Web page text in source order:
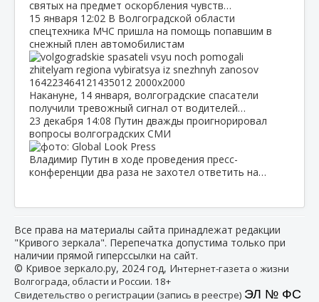
святых на предмет оскорбления чувств…
15 января 12:02 В Волгоградской области
спецтехника МЧС пришла на помощь попавшим в
снежный плен автомобилистам
Накануне, 14 января, волгоградские спасатели
получили тревожный сигнал от водителей…
23 декабря 14:08 Путин дважды проигнорировал
вопросы волгоградских СМИ
Владимир Путин в ходе проведения пресс-
конференции два раза не захотел ответить на…
Все права на материалы сайта принадлежат редакции
"Кривого зеркала". Перепечатка допустима только при
наличии прямой гиперссылки на сайт.
© Кривое зеркало.ру, 2024 год, Интернет-газета о жизни
Волгограда, области и России. 18+
Свидетельство о регистрации (запись в реестре) ЭЛ № ФС